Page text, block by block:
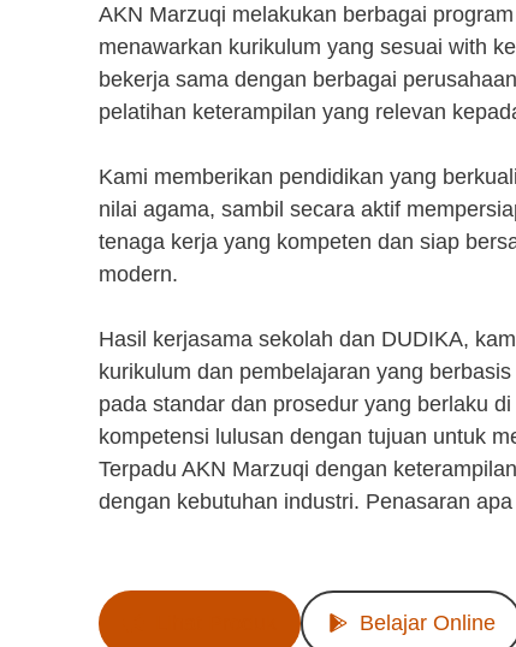
AKN Marzuqi melakukan berbagai
menawarkan kurikulum yang sesuai with
bekerja sama dengan berbagai
pelatihan keterampilan yang relevan
Kami memberikan pendidikan yang
nilai agama, sambil secara aktif
tenaga kerja yang kompeten dan siap
modern.
Hasil kerjasama sekolah dan DUDIKA,
kurikulum dan pembelajaran yang
pada standar dan prosedur yang berlaku
kompetensi lulusan dengan tujuan untuk
Terpadu AKN Marzuqi dengan
dengan kebutuhan industri. Penasaran
Belajar Online